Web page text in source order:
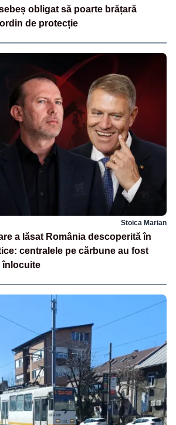
obligat să poarte brățară
de protecție
Stoica Marian
a lăsat România descoperită în
centralele pe cărbune au fost
înlocuite